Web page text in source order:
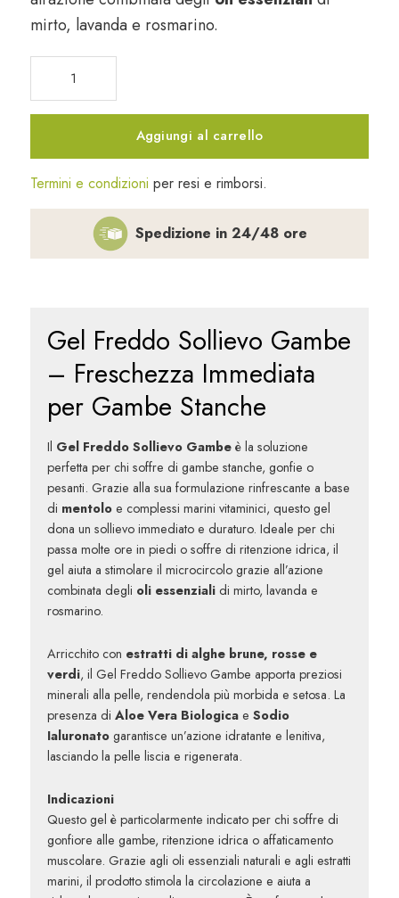
mirto, lavanda e rosmarino.
ml
quantità
Aggiungi al carrello
Termini e condizioni per resi e rimborsi.
Spedizione in 24/48 ore
Gel Freddo Sollievo Gambe
– Freschezza Immediata
per Gambe Stanche
Il Gel Freddo Sollievo Gambe è la soluzione
perfetta per chi soffre di gambe stanche, gonfie o
pesanti. Grazie alla sua formulazione rinfrescante a base
di mentolo e complessi marini vitaminici, questo gel
dona un sollievo immediato e duraturo. Ideale per chi
passa molte ore in piedi o soffre di ritenzione idrica, il
gel aiuta a stimolare il microcircolo grazie all’azione
combinata degli oli essenziali di mirto, lavanda e
rosmarino.
Arricchito con estratti di alghe brune, rosse e
verdi, il Gel Freddo Sollievo Gambe apporta preziosi
minerali alla pelle, rendendola più morbida e setosa. La
presenza diAloe Vera Biologica eSodio
Ialuronato garantisce un’azione idratante e lenitiva,
lasciando la pelle liscia e rigenerata.
Indicazioni
Questo gel è particolarmente indicato per chi soffre di
gonfiore alle gambe, ritenzione idrica o affaticamento
muscolare. Grazie agli oli essenziali naturali e agli estratti
marini, il prodotto stimola la circolazione e aiuta a